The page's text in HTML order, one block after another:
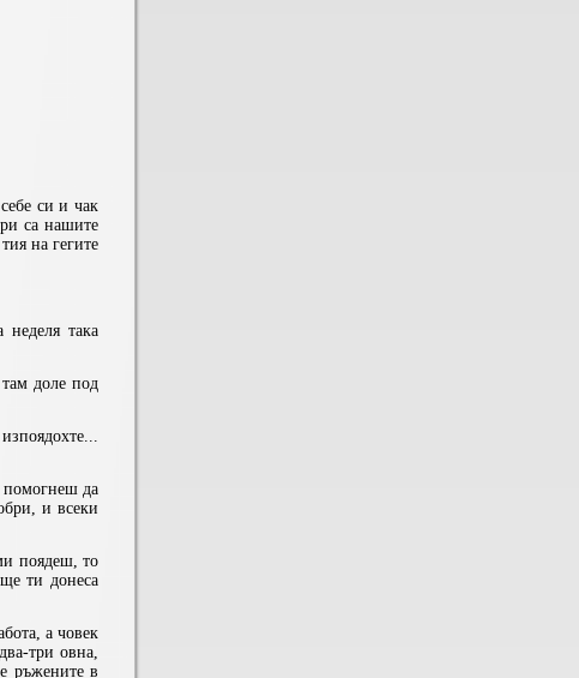
си и чак
са нашите
на гегите
така
доле под
помогнеш да
и всеки
поядеш, то
ти донеса
а човек
три овна,
ръжените в